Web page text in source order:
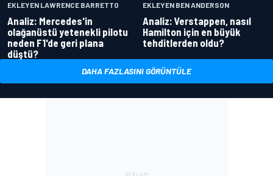
EKLEYEN LAWRENCE BARRETTO
Analiz: Mercedes'in
olağanüstü yetenekli pilotu
neden F1'de geri plana
düştü?
EKLEYEN BEN ANDERSON
Analiz: Verstappen, nasıl
Hamilton için en büyük
tehditlerden oldu?
DAHA FAZLASINI GÖRÜNTÜLE